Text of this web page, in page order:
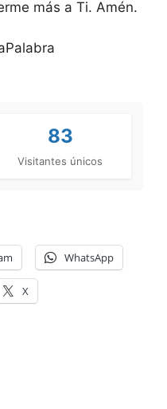
más a Ti. Amén.
83
Visitantes únicos
WhatsApp
X